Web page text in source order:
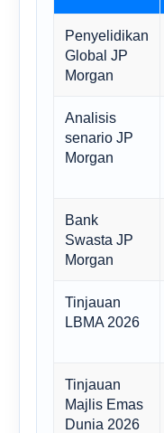
Penyelidikan
Global JP
Morgan
Analisis
senario JP
Morgan
Bank
Swasta JP
Morgan
Tinjauan
LBMA 2026
Tinjauan
Majlis Emas
Dunia 2026